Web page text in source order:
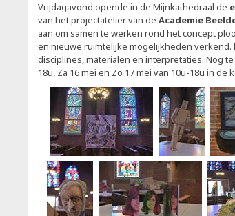
Vrijdagavond opende in de Mijnkathedraal de
van het projectatelier van de Academie
aan om samen te werken rond het concept
en nieuwe ruimtelijke mogelijkheden
disciplines, materialen en interpretaties. Nog
18u, Za 16 mei en Zo 17 mei van 10u-18u in